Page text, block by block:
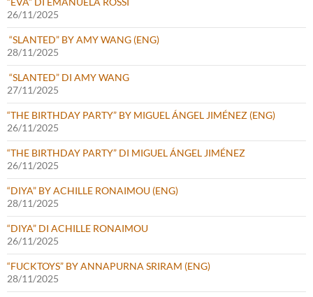
26/11/2025
“SLANTED” BY AMY WANG (ENG)
28/11/2025
“SLANTED” DI AMY WANG
27/11/2025
“THE BIRTHDAY PARTY” BY MIGUEL ÁNGEL JIMÉNEZ (ENG)
26/11/2025
“THE BIRTHDAY PARTY” DI MIGUEL ÁNGEL JIMÉNEZ
26/11/2025
“DIYA” BY ACHILLE RONAIMOU (ENG)
28/11/2025
“DIYA” DI ACHILLE RONAIMOU
26/11/2025
“FUCKTOYS” BY ANNAPURNA SRIRAM (ENG)
28/11/2025